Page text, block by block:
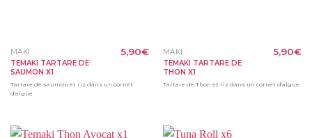
MAKI
TEMAKI TARTARE DE
SAUMON X1
5,90€
Tartare de saumon et riz dans un cornet
d'algue
MAKI
TEMAKI TARTARE DE
THON X1
5,90€
Tartare de Thon et riz dans un cornet d'algue